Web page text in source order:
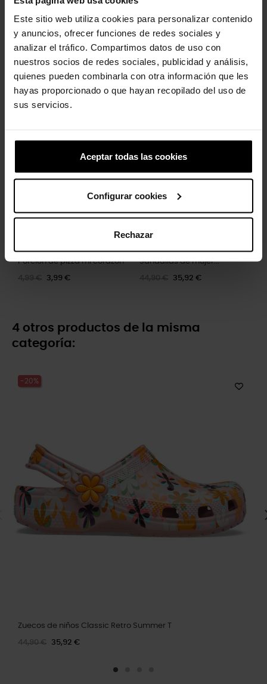
Este sitio web utiliza cookies para personalizar contenido
y anuncios, ofrecer funciones de redes sociales y
analizar el tráfico. Compartimos datos de uso con
nuestros socios de redes sociales, publicidad y análisis,
quienes pueden combinarla con otra información que les
hayas proporcionado o que hayan recopilado del uso de
sus servicios.
Aceptar todas las cookies
Configurar cookies
Rechazar
Zuecos de niños Classic...
49,99 € 34,93 €
Pinchos de mano de roca
Porción de pizza mi corazón
3,99 €
Sandalias de mujer...
35,92 €
4 otros productos de la misma
categoría:
-20%
Zuecos de niños Classic Retro Summer T
44,90 € 35,92 €